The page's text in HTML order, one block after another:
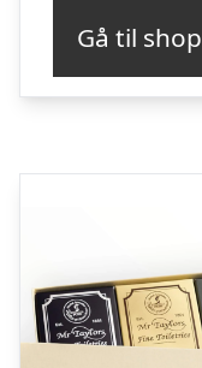
Gå til shop